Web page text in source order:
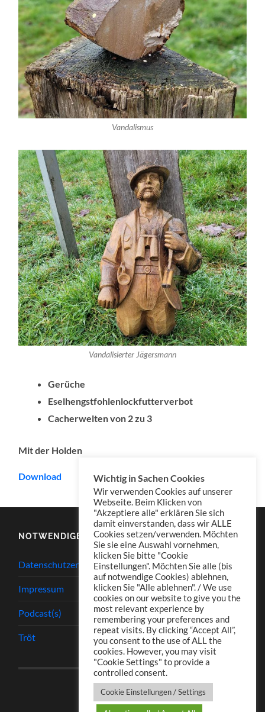
Vandalismus
Vandalisierter Jägersmann
Gerüche
Eselhengstfohlenlockfutterverbot
Cacherwelten von 2 zu 3
Mit der Holden
Download
NOTWENDIGES
Datenschutzerklärung
Impressum
Podcast(s)
Tröt
Wichtig in Sachen Cookies
Wir verwenden Cookies auf unserer
Webseite. Beim Klicken von
"Akzeptiere alle" erklären Sie sich
damit einverstanden, dass wir ALLE
Cookies setzen/verwenden. Möchten
Sie sie eine Auswahl vornehmen,
klicken Sie bitte "Cookie
Einstellungen". Möchten Sie alle (bis
auf notwendige Cookies) ablehnen,
klicken Sie "Alle ablehnen". / We use
cookies on our website to give you the
most relevant experience by
remembering your preferences and
repeat visits. By clicking “Accept All”,
you consent to the use of ALL the
cookies. However, you may visit
"Cookie Settings" to provide a
controlled consent.
Cookie Einstellungen / Settings